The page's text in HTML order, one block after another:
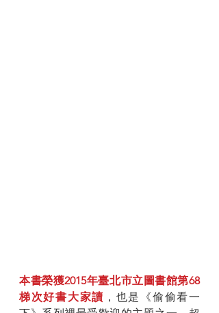
本書榮獲2015年臺北市立圖書館第68
梯次好書大家讀 ，也是《偷偷看一